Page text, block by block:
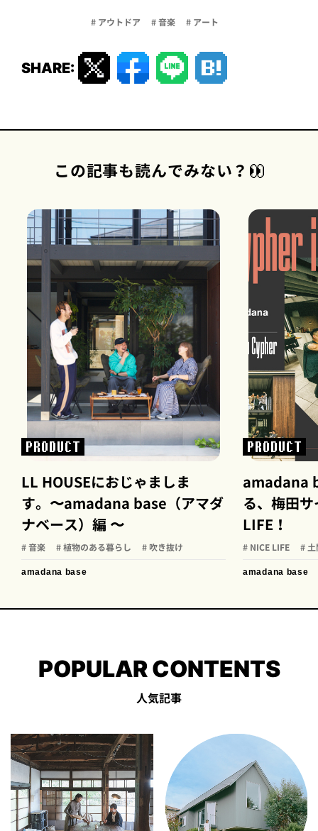
# アウトドア # 音楽 # アート
SHARE:
この記事も読んでみない？
PRODUCT
LL HOUSEにおじゃましま
す。〜amadana base（アマダ
ナベース）編 〜
# 音楽 # 植物のある暮らし # 吹き抜け
amadana base
PRODUCT
amadana
る、梅田
LIFE！
# NICE LIFE # 土
amadana base
POPULAR CONTENTS
人気記事